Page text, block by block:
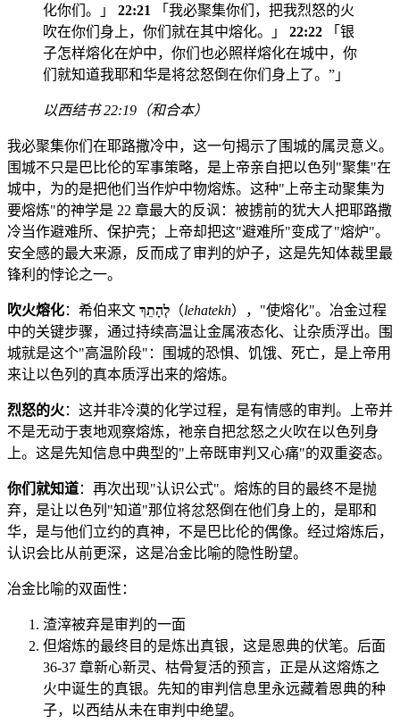
化你们。」 22:21
「我必聚集你们，把我烈怒的火
吹在你们身上，你们就在其中熔化。」 22:22 「银
子怎样熔化在炉中，你们也必照样熔化在城中，你
们就知道我耶和华是将忿怒倒在你们身上了。”」
以西结书 22:19（和合本）
我必聚集你们在耶路撒冷中，这一句揭示了围城的属灵意义。
围城不只是巴比伦的军事策略，是上帝亲自把以色列"聚集"在
城中，为的是把他们当作炉中物熔炼。这种"上帝主动聚集为
要熔炼"的神学是 22 章最大的反讽：被掳前的犹大人把耶路撒
冷当作避难所、保护壳；上帝却把这"避难所"变成了"熔炉"。
安全感的最大来源，反而成了审判的炉子，这是先知体裁里最
锋利的悖论之一。
吹火熔化：希伯来文 לְהָתֵךְ （lehatekh），"使熔化"。冶金过程
中的关键步骤，通过持续高温让金属液态化、让杂质浮出。围
城就是这个"高温阶段"：围城的恐惧、饥饿、死亡，是上帝用
来让以色列的真本质浮出来的熔炼。
烈怒的火：这并非冷漠的化学过程，是有情感的审判。上帝并
不是无动于衷地观察熔炼，祂亲自把忿怒之火吹在以色列身
上。这是先知信息中典型的"上帝既审判又心痛"的双重姿态。
你们就知道：再次出现"认识公式"。熔炼的目的最终不是抛
弃，是让以色列"知道"那位将忿怒倒在他们身上的，是耶和
华，是与他们立约的真神，不是巴比伦的偶像。经过熔炼后，
认识会比从前更深，这是冶金比喻的隐性盼望。
冶金比喻的双面性：
渣滓被弃是审判的一面
但熔炼的最终目的是炼出真银，这是恩典的伏笔。后面
36-37 章新心新灵、枯骨复活的预言，正是从这熔炼之
火中诞生的真银。先知的审判信息里永远藏着恩典的种
子，以西结从未在审判中绝望。